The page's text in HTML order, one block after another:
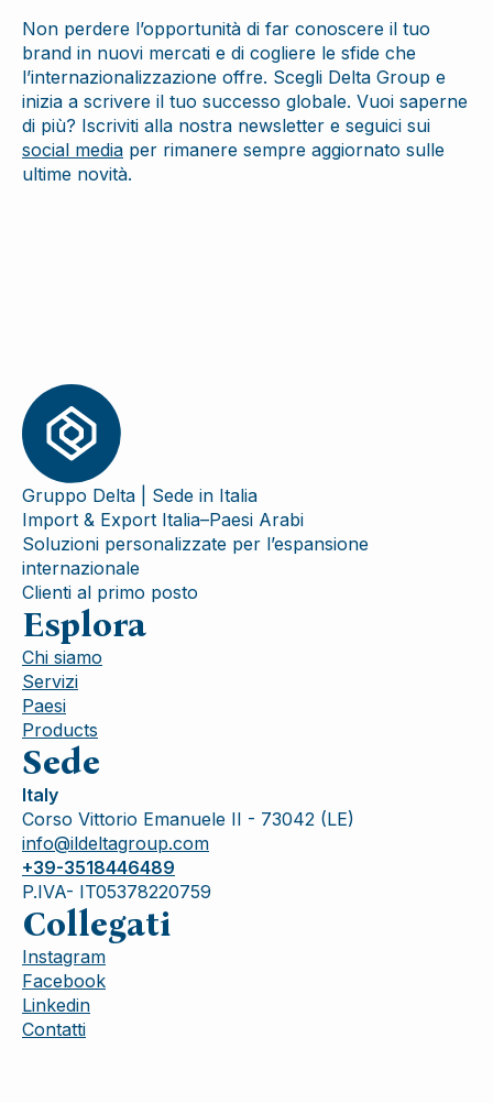
Non perdere l’opportunità di far conoscere il tuo
brand in nuovi mercati e di cogliere le sfide che
l’internazionalizzazione offre. Scegli Delta Group e
inizia a scrivere il tuo successo globale. Vuoi saperne
di più? Iscriviti alla nostra newsletter e seguici sui
social media per rimanere sempre aggiornato sulle
ultime novità.
Gruppo Delta | Sede in Italia
Import & Export Italia–Paesi Arabi
Soluzioni personalizzate per l’espansione
internazionale
Clienti al primo posto
Esplora
Chi siamo
Servizi
Paesi
Products
Sede
Italy
Corso Vittorio Emanuele II - 73042 (LE)
info@ildeltagroup.com
+39-3518446489
P.IVA- IT05378220759
Collegati
Instagram
Facebook
Linkedin
Contatti